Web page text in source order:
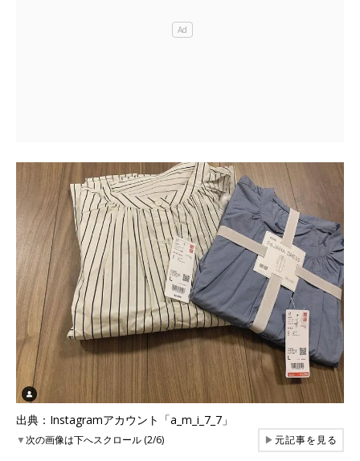
出典：Instagramアカウント「a_m_i_7_7」
▼次の画像は下へスクロール (2/6) ▶元記事を見る